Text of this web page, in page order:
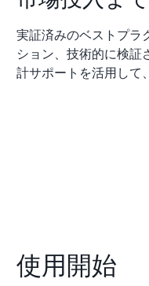
実証済みのベストプラ
ション、技術的に検証
計サポートを活用して
使用開始